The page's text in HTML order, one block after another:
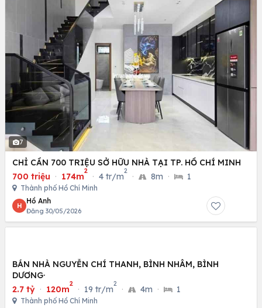
7
CHỈ CẦN 700 TRIỆU SỞ HỮU NHÀ TẠI TP. HỒ CHÍ MINH
700 triệu · 174m
2
· 4 tr/m
2
· 8m · 1
Thành phố Hồ Chí Minh
H
Hồ Anh
Đăng 30/05/2026
BÁN NHÀ NGUYỄN CHÍ THANH, BÌNH NHÂM, BÌNH
DƯƠNG·
2.7 tỷ · 120m
2
· 19 tr/m
2
· 4m · 1
Thành phố Hồ Chí Minh